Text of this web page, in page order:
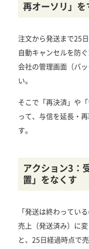
再オーソリ」を
注文から発送まで25
自動キャンセルを防
会社の管理画面（バ
い。
そこで「再決済」や
って、与信を延長・
す。
アクション3：
置」をなくす
「発送は終わってい
売上（発送済み）に
と、25日経過時点で